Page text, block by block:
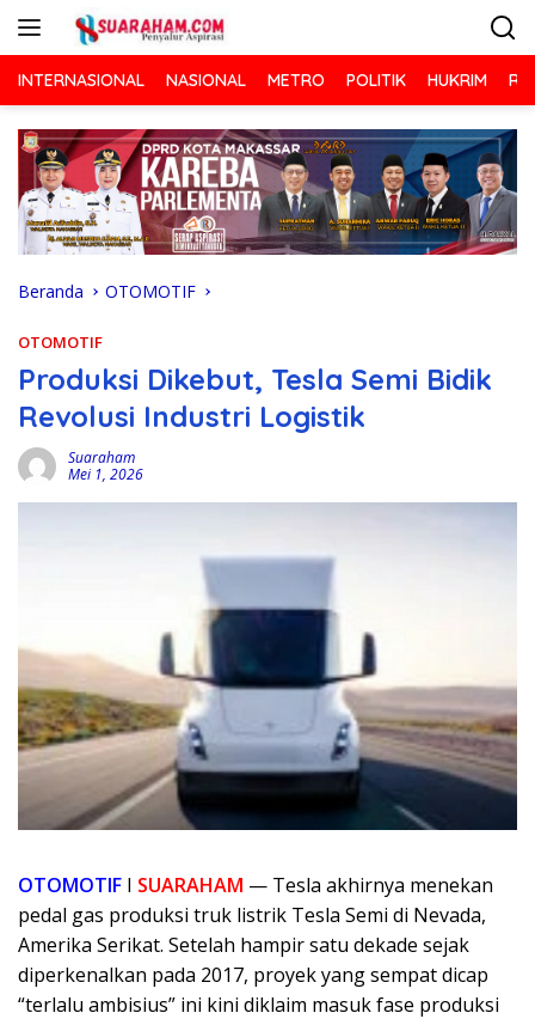
INTERNASIONAL NASIONAL METRO POLITIK HUKRIM
Beranda OTOMOTIF
OTOMOTIF
Produksi Dikebut, Tesla Semi Bidik
Revolusi Industri Logistik
Suaraham
Mei 1, 2026
OTOMOTIF I SUARAHAM — Tesla akhirnya menekan
pedal gas produksi truk listrik Tesla Semi di Nevada,
Amerika Serikat. Setelah hampir satu dekade sejak
diperkenalkan pada 2017, proyek yang sempat dicap
“terlalu ambisius” ini kini diklaim masuk fase produksi